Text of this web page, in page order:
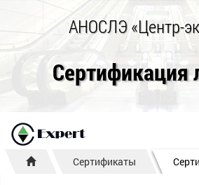
АНОСЛЭ «Центр-
Сертификация
Сертификаты